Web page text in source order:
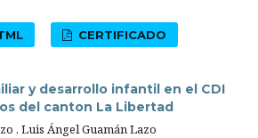
CERTIFICADO
y desarrollo infantil en el CDI
del canton La Libertad
, Luis Ángel Guamán Lazo